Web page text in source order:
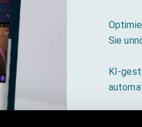
Sie
KI-